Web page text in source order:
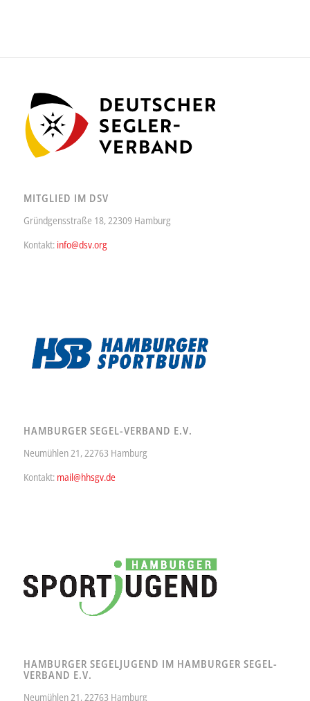
MITGLIED IM DSV
Gründgensstraße 18, 22309 Hamburg
Kontakt: info@dsv.org
HAMBURGER SEGEL-VERBAND E.V.
Neumühlen 21, 22763 Hamburg
Kontakt: mail@hhsgv.de
HAMBURGER SEGELJUGEND IM HAMBURGER SEGEL-
VERBAND E.V.
Neumühlen 21, 22763 Hamburg